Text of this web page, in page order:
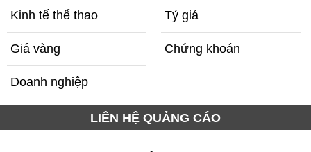
Kinh tế thể thao Tỷ giá
Giá vàng Chứng khoán
Doanh nghiệp
LIÊN HỆ QUẢNG CÁO